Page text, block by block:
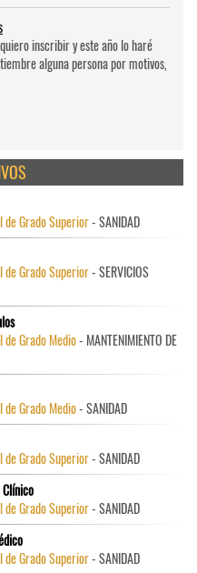
inscribir y este año lo haré
alguna persona por motivos,
de Grado Superior- SANIDAD
de Grado Superior- SERVICIOS
Grado Medio- MANTENIMIENTO DE
Grado Medio- SANIDAD
de Grado Superior- SANIDAD
de Grado Superior- SANIDAD
de Grado Superior- SANIDAD